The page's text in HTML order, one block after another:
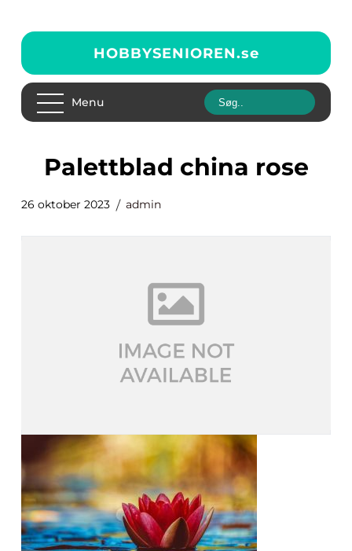
HOBBYSENIOREN.se
Menu
palettblad china rose
26 oktober 2023 admin